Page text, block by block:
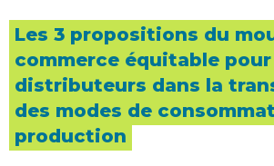
Les 3 propositions du
commerce équitable
distributeurs dans la
des modes de
production